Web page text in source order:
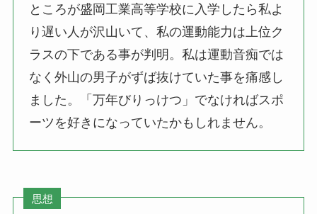
ところが盛岡工業高等学校に入学したら私よ
り遅い人が沢山いて、私の運動能力は上位ク
ラスの下である事が判明。私は運動音痴では
なく外山の男子がずば抜けていた事を痛感し
ました。「万年びりっけつ」でなければスポ
ーツを好きになっていたかもしれません。
思想